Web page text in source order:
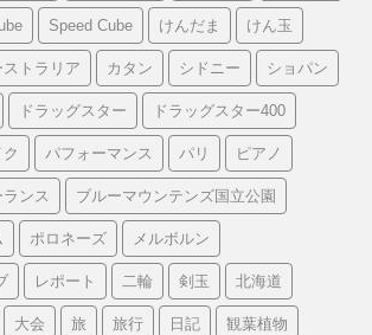
Speed Cube けんだま けん玉
ストラリア カタン シドニー ショパン
ドラッグスター ドラッグスター400
パフォーマンス パリ ピアノ
ンス ブルーマウンテンズ国立公園
ポロネーズ メルボルン
レポート 二輪 剣玉 北海道
大会 旅 旅行 日記 観葉植物